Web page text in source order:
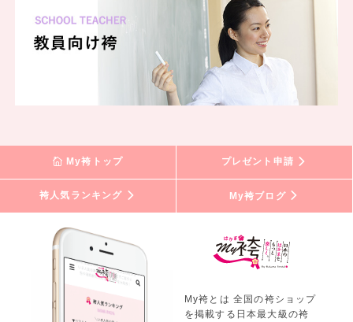
My袴トップ プレゼント申請
袴人気ランキング My袴ブログ
My袴とは 全国の袴ショップ
を掲載する日本最大級の袴